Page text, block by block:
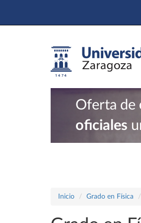
Oferta de
oficiales
Inicio Grado en Física